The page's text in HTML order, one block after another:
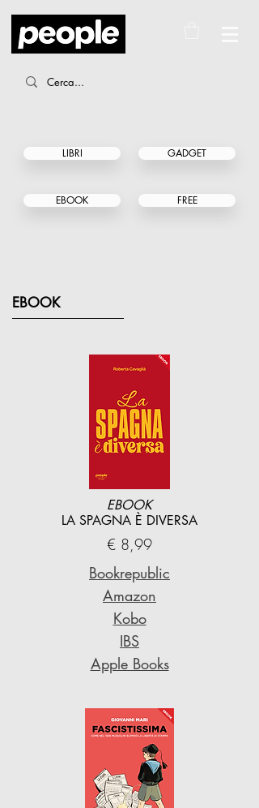
LIBRI
EBOOK
GADGET
FREE
EBOOK
EBOOK
LA SPAGNA È DIVERSA
€ 8,99
Bookrepublic
Amazon
Kobo
IBS
Apple Books